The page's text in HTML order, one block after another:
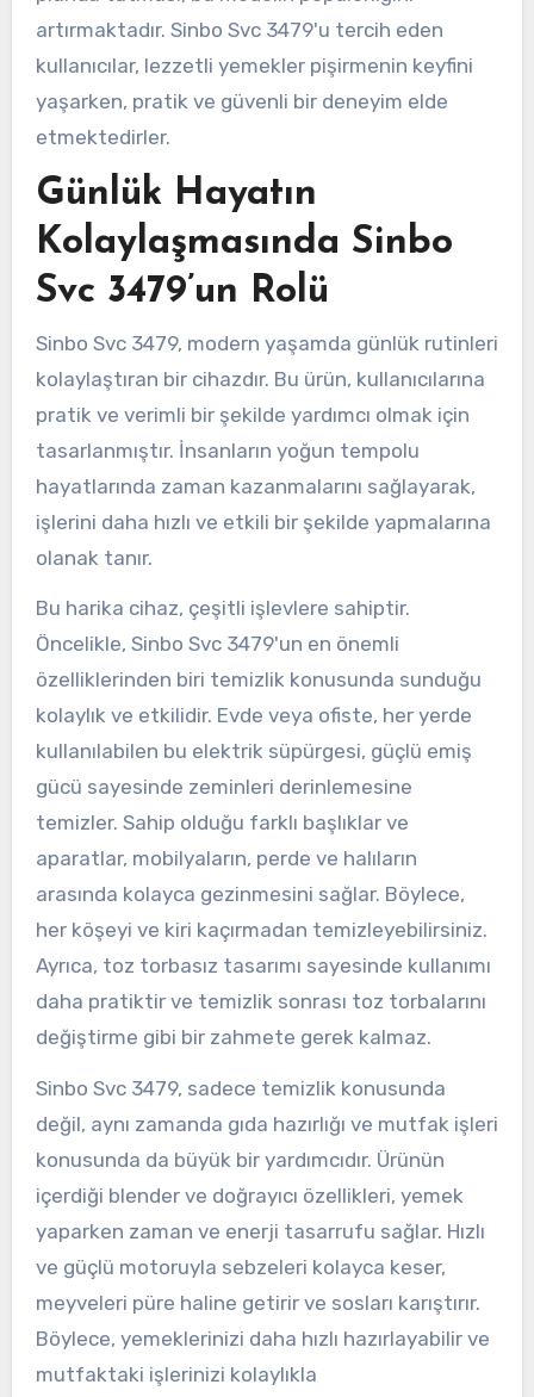
artırmaktadır. Sinbo Svc 3479'u tercih eden
kullanıcılar, lezzetli yemekler pişirmenin keyfini
yaşarken, pratik ve güvenli bir deneyim elde
etmektedirler.
Günlük Hayatın
Kolaylaşmasında Sinbo
Svc 3479’un Rolü
Sinbo Svc 3479, modern yaşamda günlük rutinleri
kolaylaştıran bir cihazdır. Bu ürün, kullanıcılarına
pratik ve verimli bir şekilde yardımcı olmak için
tasarlanmıştır. İnsanların yoğun tempolu
hayatlarında zaman kazanmalarını sağlayarak,
işlerini daha hızlı ve etkili bir şekilde yapmalarına
olanak tanır.
Bu harika cihaz, çeşitli işlevlere sahiptir.
Öncelikle, Sinbo Svc 3479'un en önemli
özelliklerinden biri temizlik konusunda sunduğu
kolaylık ve etkilidir. Evde veya ofiste, her yerde
kullanılabilen bu elektrik süpürgesi, güçlü emiş
gücü sayesinde zeminleri derinlemesine
temizler. Sahip olduğu farklı başlıklar ve
aparatlar, mobilyaların, perde ve halıların
arasında kolayca gezinmesini sağlar. Böylece,
her köşeyi ve kiri kaçırmadan temizleyebilirsiniz.
Ayrıca, toz torbasız tasarımı sayesinde kullanımı
daha pratiktir ve temizlik sonrası toz torbalarını
değiştirme gibi bir zahmete gerek kalmaz.
Sinbo Svc 3479, sadece temizlik konusunda
değil, aynı zamanda gıda hazırlığı ve mutfak işleri
konusunda da büyük bir yardımcıdır. Ürünün
içerdiği blender ve doğrayıcı özellikleri, yemek
yaparken zaman ve enerji tasarrufu sağlar. Hızlı
ve güçlü motoruyla sebzeleri kolayca keser,
meyveleri püre haline getirir ve sosları karıştırır.
Böylece, yemeklerinizi daha hızlı hazırlayabilir ve
mutfaktaki işlerinizi kolaylıkla